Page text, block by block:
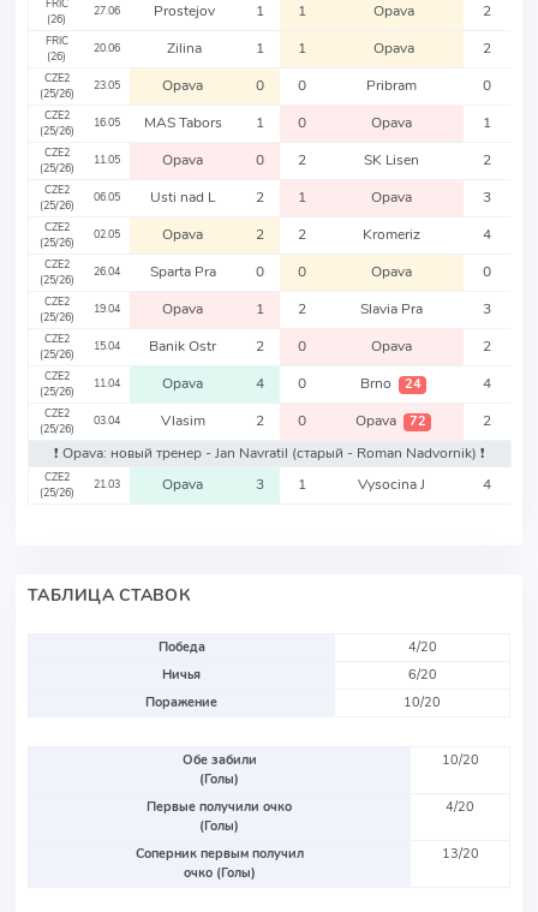
FRIC
(26)
27.06 Prostejov 1 1 Opava 2
FRIC
(26)
20.06 Zilina 1 1 Opava 2
CZE2
(25/26)
23.05 Opava 0 0 Pribram 0
CZE2
(25/26)
16.05 MAS Tabors 1 0 Opava 1
CZE2
(25/26)
11.05 Opava 0 2 SK Lisen 2
CZE2
(25/26)
06.05 Usti nad L 2 1 Opava 3
CZE2
(25/26)
02.05 Opava 2 2 Kromeriz 4
CZE2
(25/26)
26.04 Sparta Pra 0 0 Opava 0
CZE2
(25/26)
19.04 Opava 1 2 Slavia Pra 3
CZE2
(25/26)
15.04 Banik Ostr 2 0 Opava 2
CZE2
(25/26)
11.04 Opava 4 0 Brno 24 4
CZE2
(25/26)
03.04 Vlasim 2 0 Opava 72
2
❗️ Opava: новый тренер - Jan Navratil (старый - Roman Nadvornik) ❗️
CZE2
(25/26)
21.03 Opava 3 1 Vysocina J 4
ТАБЛИЦА СТАВОК
Победа
4/20
Ничья
6/20
Поражение
10/20
Обе забили
(Голы)
10/20
Первые получили очко
(Голы)
4/20
Соперник первым получил
очко (Голы)
13/20